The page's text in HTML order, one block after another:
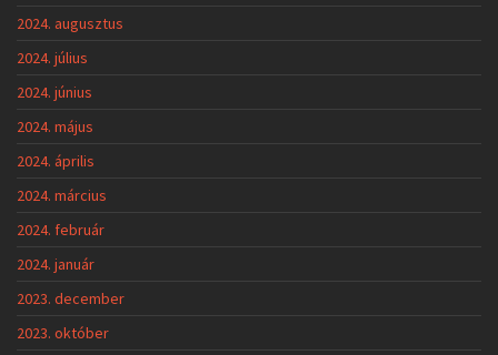
2024. augusztus
2024. július
2024. június
2024. május
2024. április
2024. március
2024. február
2024. január
2023. december
2023. október